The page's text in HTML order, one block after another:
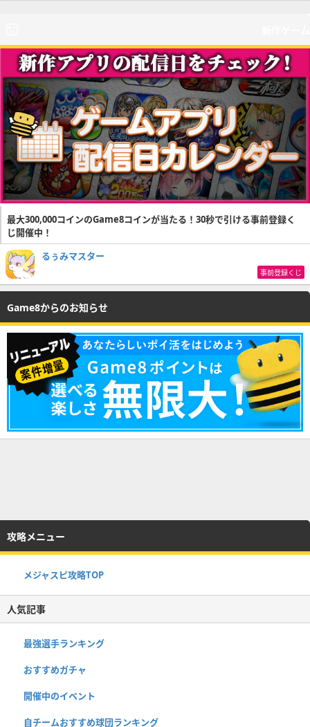
最大300,000コインのGame8コインが当たる！30秒で引ける事前登録く
じ開催中！
るぅみマスター
事前登録くじ
Game8からのお知らせ
攻略メニュー
メジャスピ攻略TOP
人気記事
最強選手ランキング
おすすめガチャ
開催中のイベント
自チームおすすめ球団ランキング